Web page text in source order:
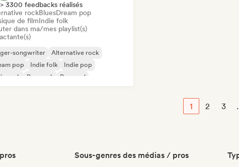
> 3300 feedbacks réalisés
rockBluesDream pop
de filmIndie folk
dans ma/mes playlist(s)
songwriter
Alternative rock
pop
Indie folk
Indie pop
rock
Pop rock Pop soul
1 2 3
Sous-genres des médias / pros